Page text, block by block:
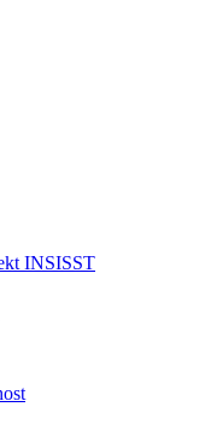
INSISST